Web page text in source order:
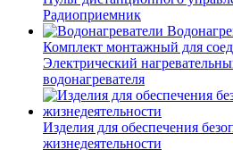
Радиоприемник
Комплект монтажный для
Электрический
водонагревателя
Изделия для обеспечения
жизнедеятельности